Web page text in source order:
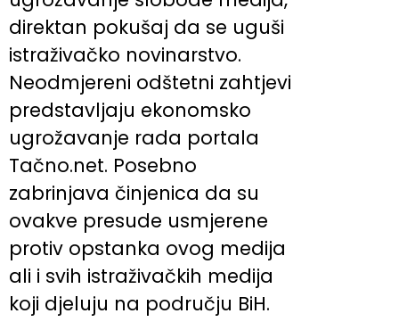
direktan pokušaj da se uguši
istraživačko novinarstvo.
Neodmjereni odštetni zahtjevi
predstavljaju ekonomsko
ugrožavanje rada portala
Tačno.net. Posebno
zabrinjava činjenica da su
ovakve presude usmjerene
protiv opstanka ovog medija
ali i svih istraživačkih medija
koji djeluju na području BiH.